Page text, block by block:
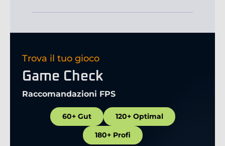
Trova il tuo gioco
Game Check
Raccomandazioni FPS
60+ Gut 120+ Optimal
180+ Profi